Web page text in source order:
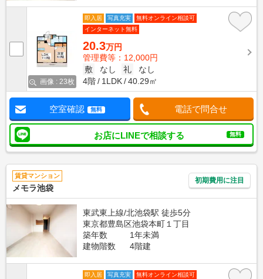
画像 : 23枚
即入居 写真充実
無料オンライン相談可
インターネット無料
20.3万円
管理費等：12,000円
敷
なし 礼
なし
4階
1LDK 40.29㎡
空室確認 無料 電話で問合せ
お店にLINEで相談する 無料
賃貸マンション
メモラ池袋
初期費用に注目
東武東上線/北池袋駅 徒歩5分
東京都豊島区池袋本町１丁目
築年数
1年未満
建物階数
4階建
即入居 写真充実
無料オンライン相談可